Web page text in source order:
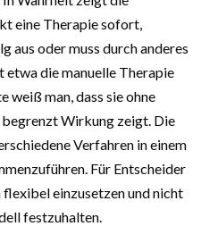
eine Therapie sofort,
aus oder muss durch anderes
die manuelle Therapie
weiß man, dass sie ohne
Wirkung zeigt. Die
Verfahren in einem
Für Entscheider
flexibel einzusetzen und nicht
festzuhalten.